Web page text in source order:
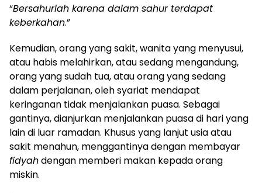
“Bersahurlah karena dalam sahur terdapat
keberkahan.”
Kemudian, orang yang sakit, wanita yang menyusui,
atau habis melahirkan, atau sedang mengandung,
orang yang sudah tua, atau orang yang sedang
dalam perjalanan, oleh syariat mendapat
keringanan tidak menjalankan puasa. Sebagai
gantinya, dianjurkan menjalankan puasa di hari yang
lain di luar ramadan. Khusus yang lanjut usia atau
sakit menahun, menggantinya dengan membayar
fidyahdengan memberi makan kepada orang
miskin.